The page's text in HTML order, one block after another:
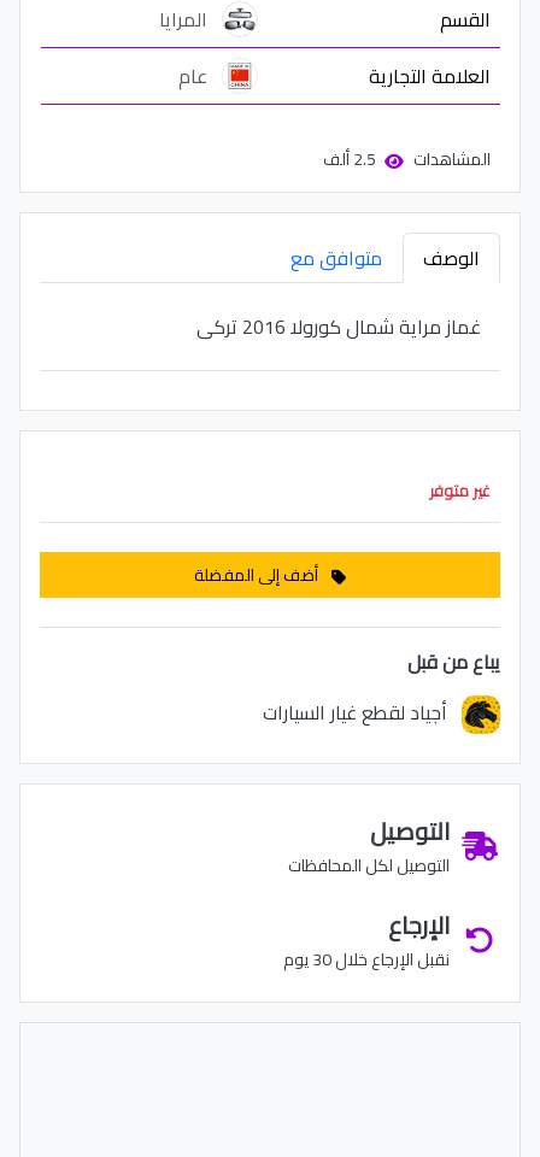
القسم
المرايا
العلامة التجارية
عام
المشاهدات
الوصف
متوافق مع
غماز مراية شمال كورولا 2016 تركى
غير متوفر
أضف إلى المفضلة
يباع من قبل
أجياد لقطع غيار السيارات
التوصيل
التوصيل لكل المحافظات
الإرجاع
نقبل الإرجاع خلال 30 يوم